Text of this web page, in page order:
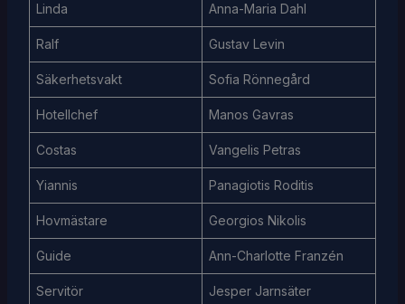
Linda Anna-Maria Dahl
Ralf Gustav Levin
Säkerhetsvakt Sofia Rönnegård
Hotellchef Manos Gavras
Costas Vangelis Petras
Yiannis Panagiotis Roditis
Hovmästare Georgios Nikolis
Guide Ann-Charlotte Franzén
Servitör Jesper Jarnsäter